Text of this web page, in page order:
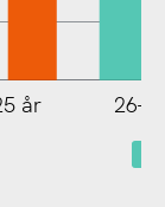
år 26-